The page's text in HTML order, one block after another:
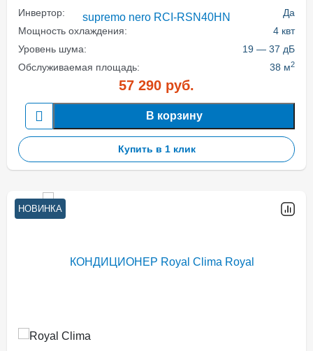
Инвертор:
Да
Мощность охлаждения:
4 квт
Уровень шума:
19 — 37 дБ
Обслуживаемая площадь:
38 м2
57 290 руб.
В корзину
Купить в 1 клик
НОВИНКА